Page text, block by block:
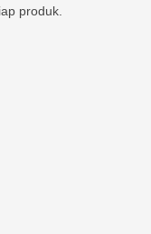
produk.